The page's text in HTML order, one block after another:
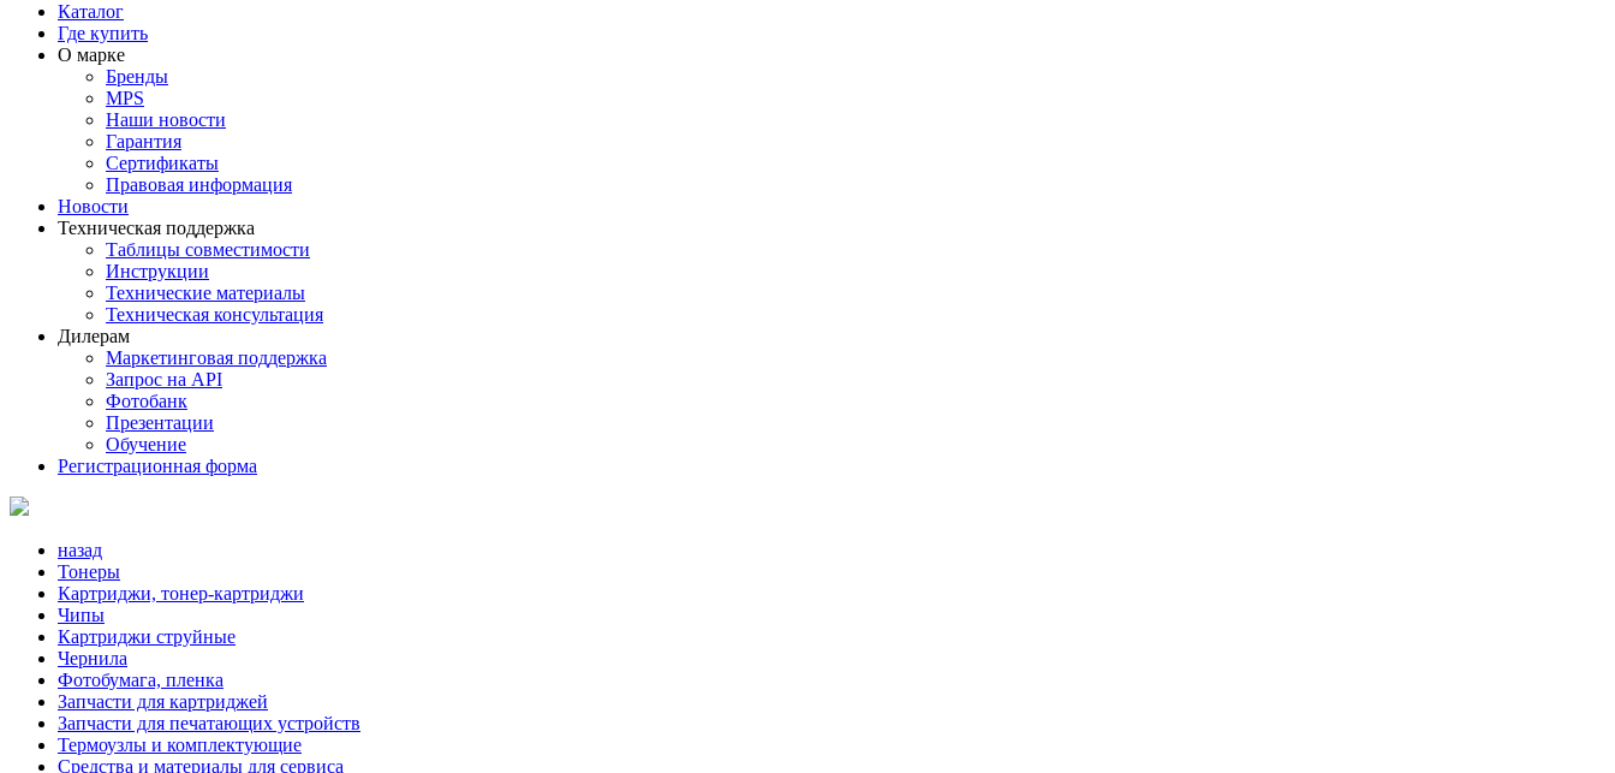
Каталог
Где купить
О марке
Бренды
MPS
Наши новости
Гарантия
Сертификаты
Правовая информация
Новости
Техническая поддержка
Таблицы совместимости
Инструкции
Технические материалы
Техническая консультация
Дилерам
Маркетинговая поддержка
Запрос на API
Фотобанк
Презентации
Обучение
Регистрационная форма
назад
Тонеры
Картриджи, тонер-картриджи
Чипы
Картриджи струйные
Чернила
Фотобумага, пленка
Запчасти для картриджей
Запчасти для печатающих устройств
Термоузлы и комплектующие
Средства и материалы для сервиса